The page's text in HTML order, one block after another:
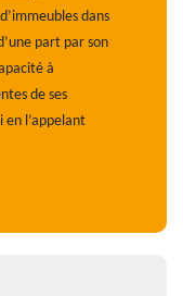
dans
part par son
à
de ses
en l’appelant